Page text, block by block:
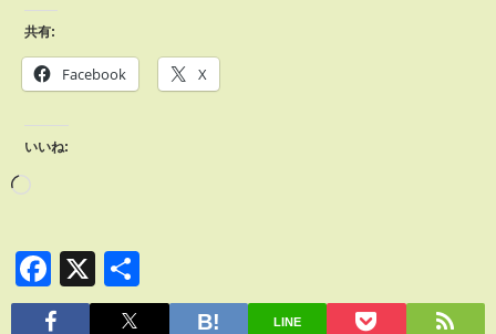
共有:
Facebook X
いいね:
Facebook
X
有
LINE